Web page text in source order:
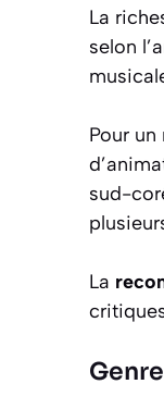
La
selon
Pour
sud-
La